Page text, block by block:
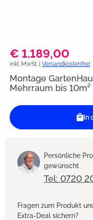
€ 1.189,00
inkl. MwSt. | Versandkostenfrei
Montage
Mehrraum bis 10m²
In
Persönliche
gewünscht
Tel: 0720
Fragen zum Produkt
Extra-Deal sichern?